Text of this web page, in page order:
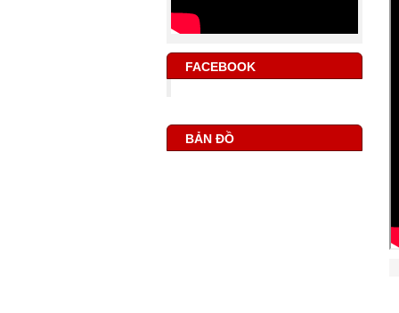
FACEBOOK
BẢN ĐỒ